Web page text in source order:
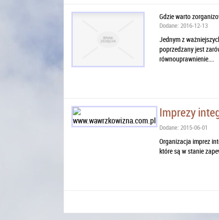
Gdzie warto
Dodane: 2016-12-13
Jednym z
poprzedzany jest
równouprawnienie....
Imprezy
Dodane: 2015-06-01
Organizacja imprez
które są w stanie